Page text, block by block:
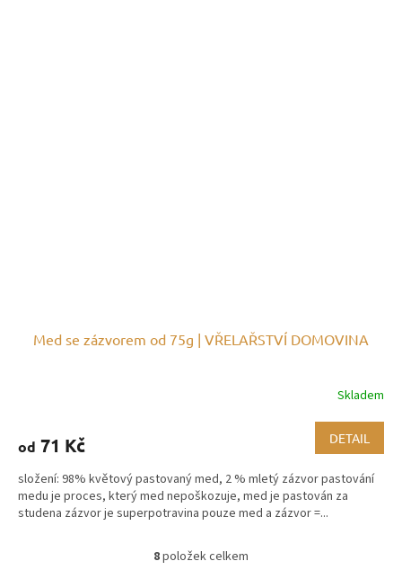
Med se zázvorem od 75g | VŘELAŘSTVÍ DOMOVINA
Skladem
od 71 Kč DETAIL
složení: 98% květový pastovaný med, 2 % mletý zázvor pastování
medu je proces, který med nepoškozuje, med je pastován za
studena zázvor je superpotravina pouze med a zázvor =...
O
8položek celkem